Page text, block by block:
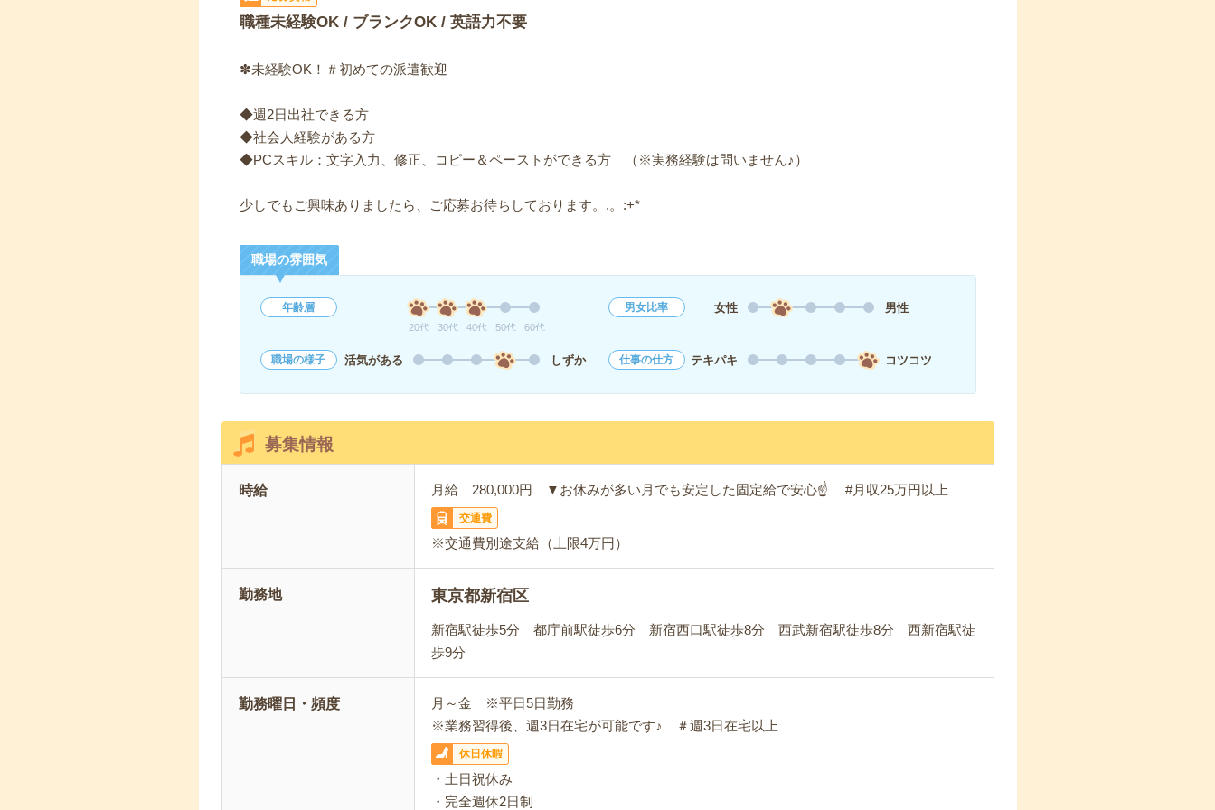
職種未経験OK / ブランクOK / 英語力不要
✽未経験OK！＃初めての派遣歓迎
◆週2日出社できる方
◆社会人経験がある方
◆PCスキル：文字入力、修正、コピー＆ペーストができる方 （※実務経験は問いません♪）
少しでもご興味ありましたら、ご応募お待ちしております。.。:+*
職場の雰囲気
年齢層
20代 30代 40代 50代 60代
男女比率 女性 男性
職場の様子 活気がある しずか 仕事の仕方 テキパキ コツコツ
募集情報
時給 月給 280,000円 ▼お休みが多い月でも安定した固定給で安心☝ #月収25万円以上
交通費
※交通費別途支給（上限4万円）
勤務地 東京都新宿区
新宿駅徒歩5分 都庁前駅徒歩6分 新宿西口駅徒歩8分 西武新宿駅徒歩8分 西新宿駅徒
歩9分
勤務曜日・頻度
月～金 ※平日5日勤務
※業務習得後、週3日在宅が可能です♪ ＃週3日在宅以上
休日休暇
・土日祝休み
・完全週休2日制